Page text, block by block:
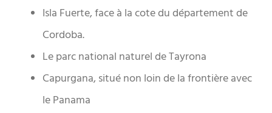
Isla Fuerte, face à la cote du département de
Cordoba.
Le parc national naturel de Tayrona
Capurgana, situé non loin de la frontière avec
le Panama